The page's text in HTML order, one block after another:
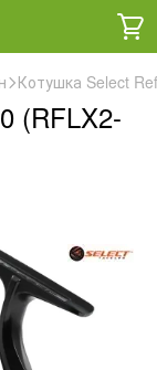
Котушка Select
(RFLX2-